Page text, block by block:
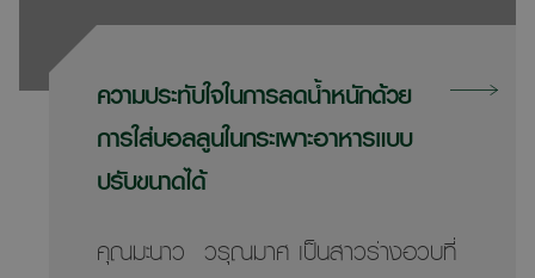
ความประทับใจในการลดน้ำหนักด้วย
การใส่บอลลูนในกระเพาะอาหารแบบ
ปรับขนาดได้
คุณมะนาว วรุณมาศ เป็นสาวร่างอวบที่